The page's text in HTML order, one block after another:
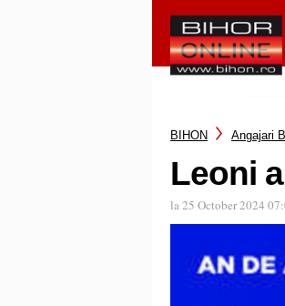
BIHON Angajari
Leoni
la 25 October 2024